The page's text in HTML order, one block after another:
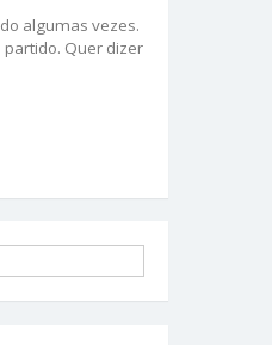
algumas vezes.
partido. Quer dizer